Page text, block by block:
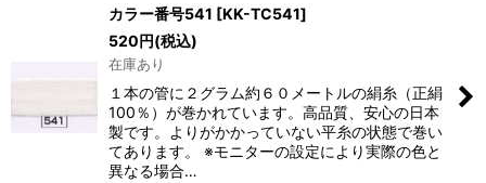
カラー番号541 [KK-TC541]
520円(税込)
在庫あり
１本の管に２グラム約６０メートルの絹糸（正絹
100％）が巻かれています。高品質、安心の日本
製です。よりがかかっていない平糸の状態で巻い
てあります。 ※モニターの設定により実際の色と
異なる場合…